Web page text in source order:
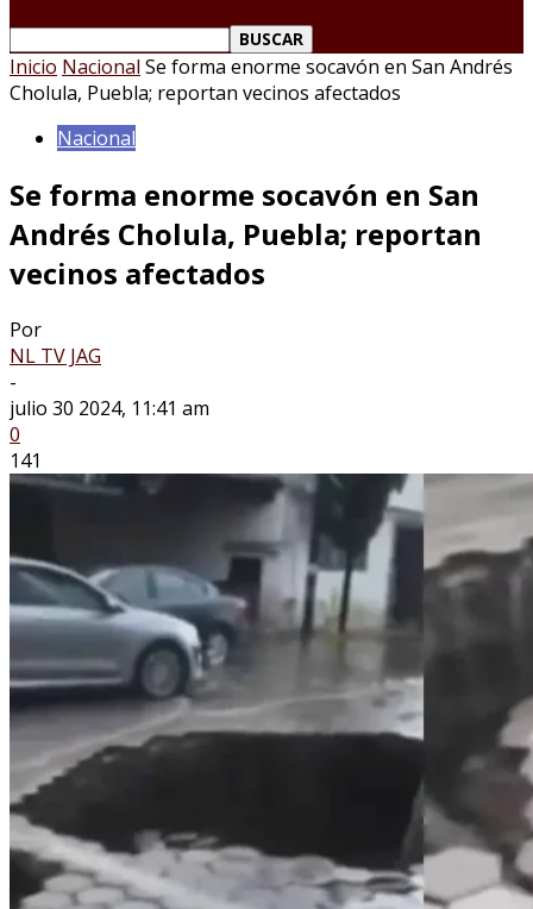
Inicio Nacional Se forma enorme socavón en San Andrés
Cholula, Puebla; reportan vecinos afectados
Nacional
Se forma enorme socavón en San
Andrés Cholula, Puebla; reportan
vecinos afectados
Por
NL TV JAG
-
julio 30 2024, 11:41 am
0
141